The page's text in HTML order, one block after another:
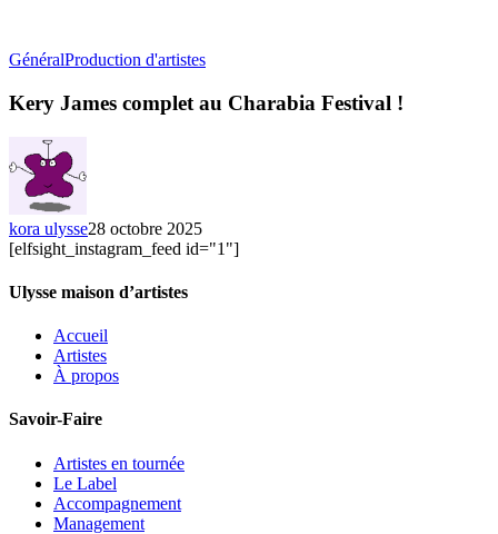
GénéralProduction d'artistesKery
complet
Kery James complet au Charabia Festival !
kora ulysse28 octobre 2025
[elfsight_instagram_feed id="1"]
Ulysse maison d’artistes
Accueil
Artistes
À propos
Savoir-Faire
Artistes en tournée
Le Label
Accompagnement
Management